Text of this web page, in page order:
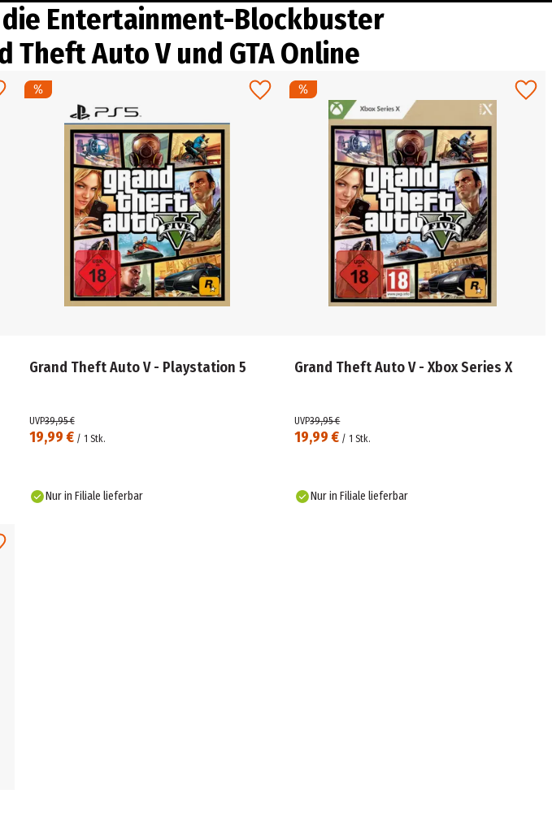
Entertainment-Blockbuster
Theft Auto V und GTA Online
Grand Theft Auto V - Playstation 5
19,99 €/ 1 Stk.
UVP39,95 €
Nur in Filiale lieferbar
Grand Theft Auto V - Xbox Series X
19,99 € / 1 Stk.
UVP39,95 €
Nur in Filiale lieferbar